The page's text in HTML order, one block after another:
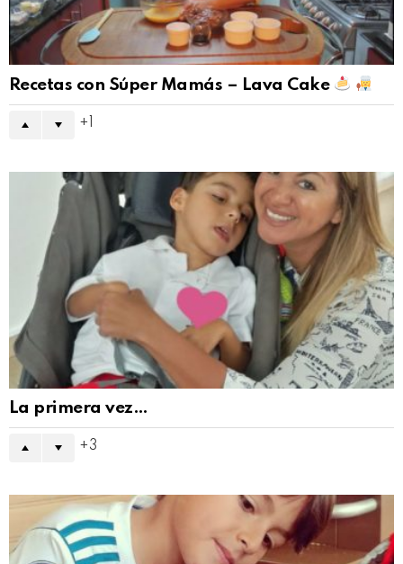
Recetas con Súper Mamás – Lava Cake
La primera vez…
3